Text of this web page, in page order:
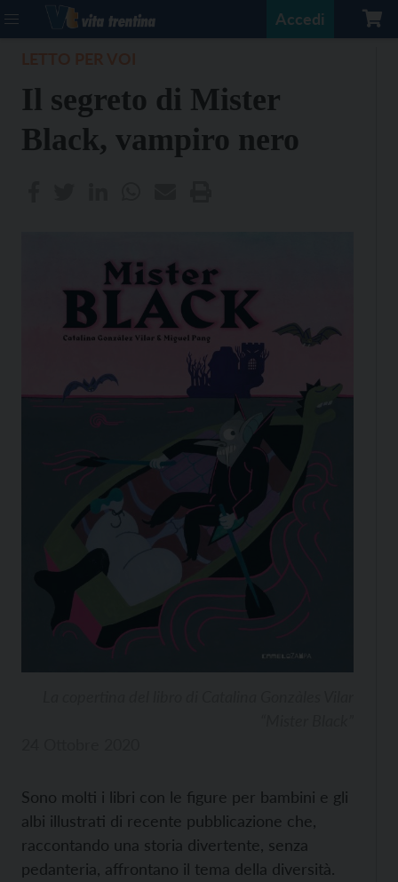
Accedi
Il segreto di Mister
Black, vampiro nero
Sono molti i libri con le figure per bambini e gli
albi illustrati di recente pubblicazione che,
raccontando una storia divertente, senza
pedanteria, affrontano il tema della diversità.